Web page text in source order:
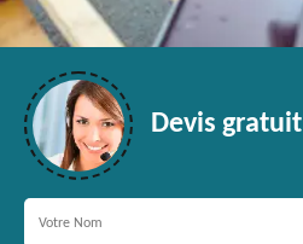
Devis gratuit